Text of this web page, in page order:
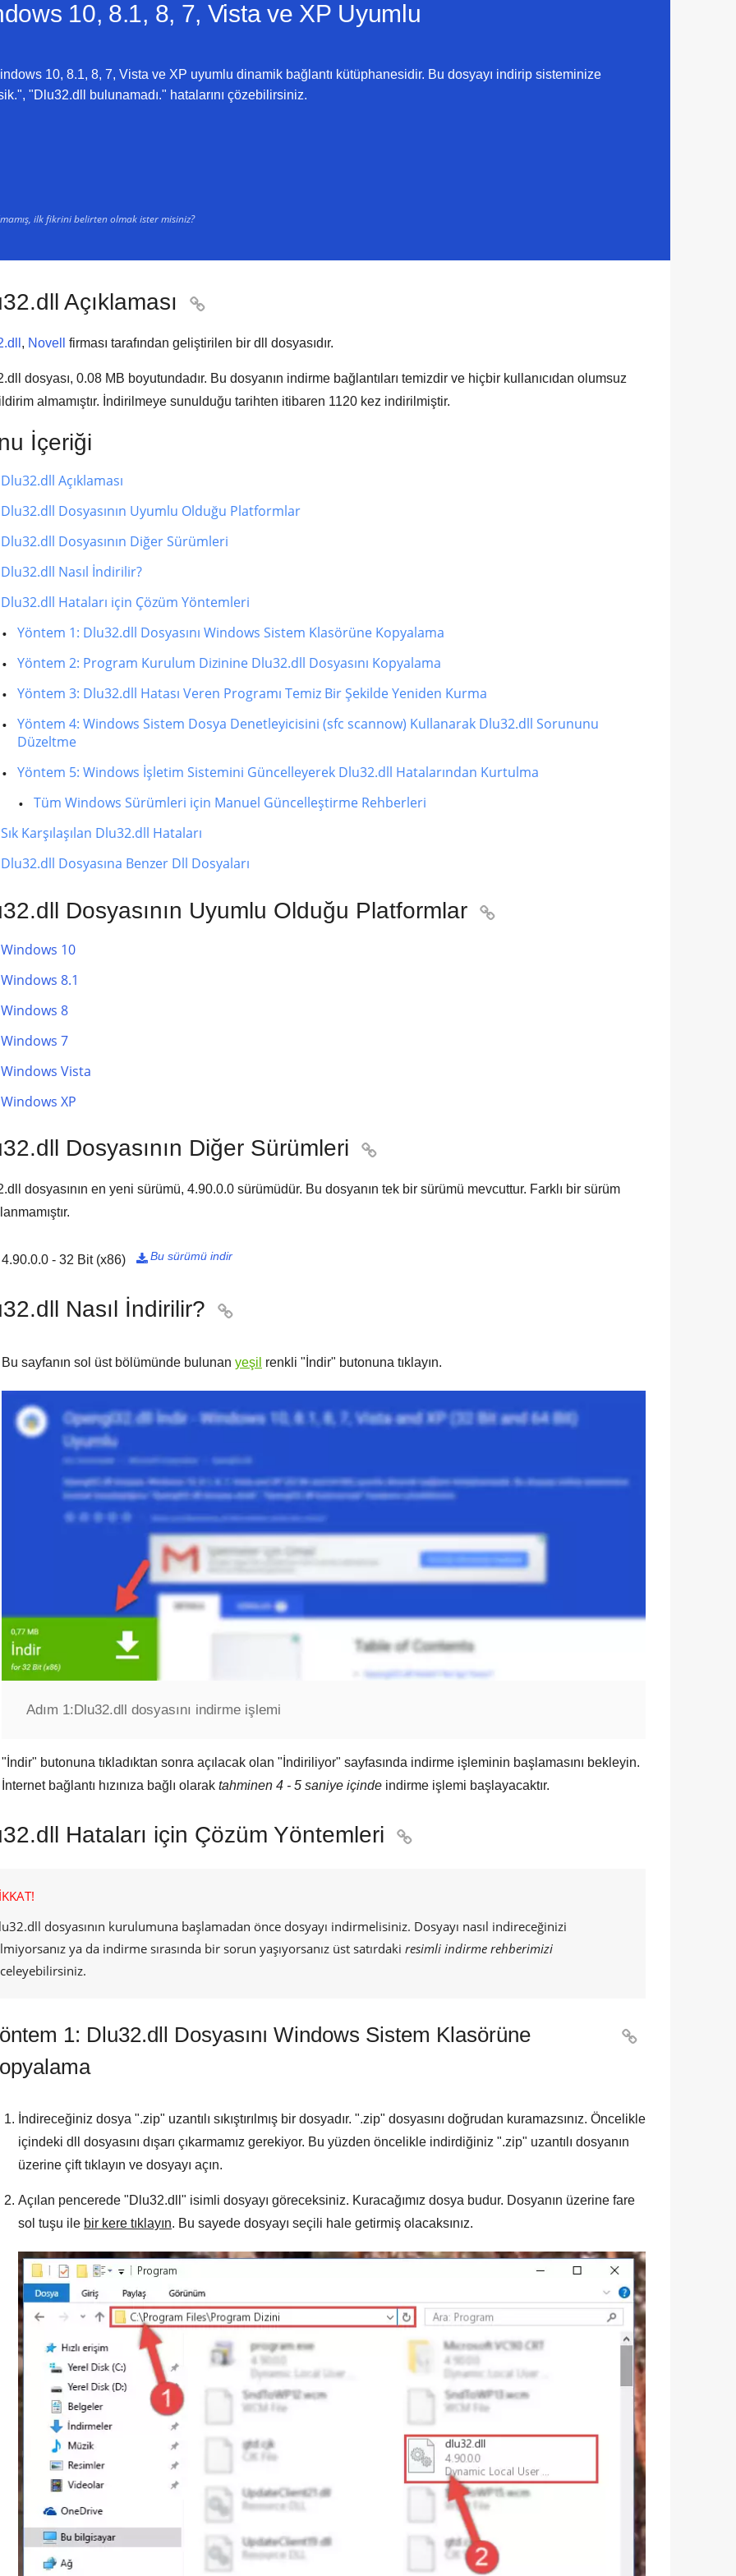
10, 8.1, 8, 7, Vista ve XP Uyumlu
10, 8.1, 8, 7, Vista ve XP uyumlu dinamik bağlantı kütüphanesidir. Bu dosyayı indirip sisteminize
"Dlu32.dll bulunamadı." hatalarını çözebilirsiniz.
ilk fikrini belirten olmak ister misiniz?
Açıklaması 
, Novell firması tarafından geliştirilen bir dll dosyasıdır.
dosyası, 0.08 MB boyutundadır. Bu dosyanın indirme bağlantıları temizdir ve hiçbir kullanıcıdan olumsuz
almamıştır. İndirilmeye sunulduğu tarihten itibaren 1120 kez indirilmiştir.
İçeriği
Dlu32.dll Açıklaması
Dlu32.dll Dosyasının Uyumlu Olduğu Platformlar
Dlu32.dll Dosyasının Diğer Sürümleri
Dlu32.dll Nasıl İndirilir?
Dlu32.dll Hataları için Çözüm Yöntemleri
Yöntem 1: Dlu32.dll Dosyasını Windows Sistem Klasörüne Kopyalama
Yöntem 2: Program Kurulum Dizinine Dlu32.dll Dosyasını Kopyalama
Yöntem 3: Dlu32.dll Hatası Veren Programı Temiz Bir Şekilde Yeniden Kurma
Yöntem 4: Windows Sistem Dosya Denetleyicisini (sfc scannow) Kullanarak Dlu32.dll Sorununu
Düzeltme
Yöntem 5: Windows İşletim Sistemini Güncelleyerek Dlu32.dll Hatalarından Kurtulma
Tüm Windows Sürümleri için Manuel Güncelleştirme Rehberleri
Sık Karşılaşılan Dlu32.dll Hataları
Dlu32.dll Dosyasına Benzer Dll Dosyaları
Dosyasının Uyumlu Olduğu Platformlar 
Windows 10
Windows 8.1
Windows 8
Windows 7
Windows Vista
Windows XP
Dosyasının Diğer Sürümleri 
dosyasının en yeni sürümü, 4.90.0.0 sürümüdür. Bu dosyanın tek bir sürümü mevcuttur. Farklı bir sürüm
4.90.0.0 - 32 Bit (x86) Bu sürümü indir

Nasıl İndirilir? 
Bu sayfanın sol üst bölümünde bulunan yeşil renkli " İndir" butonuna tıklayın.
Adım 1:Dlu32.dll dosyasını indirme işlemi
" İndir" butonuna tıkladıktan sonra açılacak olan " İndiriliyor" sayfasında indirme işleminin başlamasını bekleyin.
İnternet bağlantı hızınıza bağlı olarak tahminen 4 - 5 saniye içinde indirme işlemi başlayacaktır.
Hataları için Çözüm Yöntemleri 
dosyasının kurulumuna başlamadan önce dosyayı indirmelisiniz. Dosyayı nasıl indireceğinizi
ya da indirme sırasında bir sorun yaşıyorsanız üst satırdaki resimli indirme rehberimizi
1: Dlu32.dll Dosyasını Windows Sistem Klasörüne

İndireceğiniz dosya ".zip" uzantılı sıkıştırılmış bir dosyadır. ".zip" dosyasını doğrudan kuramazsınız. Öncelikle
içindeki dll dosyasını dışarı çıkarmamız gerekiyor. Bu yüzden öncelikle indirdiğiniz ".zip" uzantılı dosyanın
üzerine çift tıklayın ve dosyayı açın.
Açılan pencerede "Dlu32.dll " isimli dosyayı göreceksiniz. Kuracağımız dosya budur. Dosyanın üzerine fare
sol tuşu ile bir kere tıklayın. Bu sayede dosyayı seçili hale getirmiş olacaksınız.